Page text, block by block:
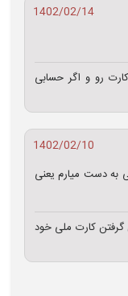
1402/02/14
رو و اگر حسابی
1402/02/10
به دست میارم یعنی
گرفتن کارت ملی خود